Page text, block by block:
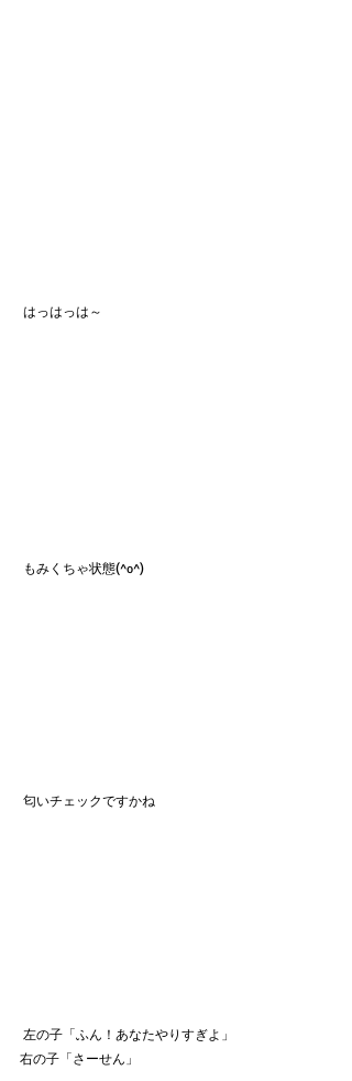
はっはっは～
もみくちゃ状態(^o^)
匂いチェックですかね
左の子「ふん！あなたやりすぎよ」
右の子「さーせん」